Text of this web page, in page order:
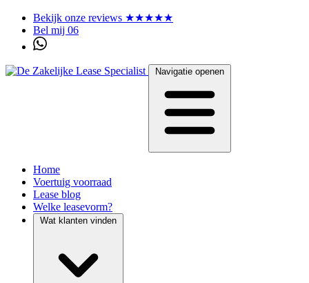
Bekijk onze reviews ★★★★★
Bel mij 06
Navigatie openen
Home
Voertuig voorraad
Lease blog
Welke leasevorm?
Wat klanten vinden